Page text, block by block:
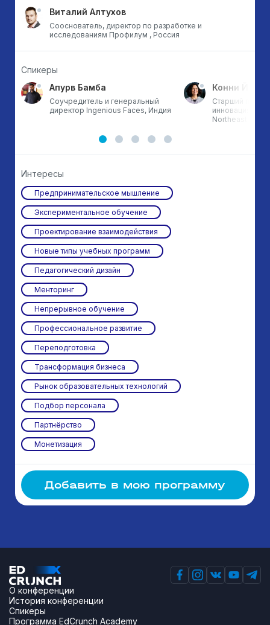
Виталий Алтухов
Сооснователь, директор по разработке и
исследованиям Профилум , Россия
Спикеры
Апурв Бамба
Соучредитель и генеральный
директор Ingenious Faces, Индия
Конни Йоуел
Старший
инновациям в
Northeastern
Интересы
Предпринимательское мышление
Экспериментальное обучение
Проектирование взаимодействия
Новые типы учебных программ
Педагогический дизайн
Менторинг
Непрерывное обучение
Профессиональное развитие
Переподготовка
Трансформация бизнеса
Рынок образовательных технологий
Подбор персонала
Партнёрство
Монетизация
Добавить в мою программу
О конференции
История конференции
Спикеры
Программа EdCrunch Academy